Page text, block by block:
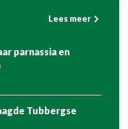
Lees meer
parnassia en